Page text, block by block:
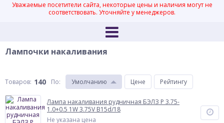
Уважаемые посетители сайта, некоторые цены и наличия могут не
соответствовать. Уточняйте у менеджеров.
Лампочки накаливания
Товаров: 140 По: Умолчанию Цене Рейтингу
Лампа накаливания рудничная БЭЛЗ Р 3.75-
1.0+0.5 1W 3.75V B15d/18
Не указана цена